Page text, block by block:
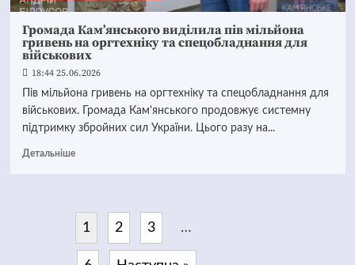
Громада Кам’янського виділила пів мільйона
гривень на оргтехніку та спецобладнання для
військових
18:44 25.06.2026
Пів мільйона гривень на оргтехніку та спецобладнання для
військових. Громада Кам'янського продовжує системну
підтримку збройних сил України. Цього разу на...
Детальніше
1 2 3 …